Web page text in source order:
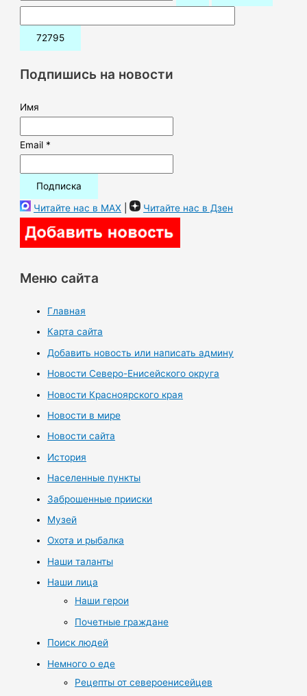
о
и
:Подпишись на новости
Имя
Email *
Читайте нас в MAX | Читайте нас в Дзен
Меню сайта
Главная
Карта сайта
Добавить новость или написать админу
Новости Северо-Енисейского округа
Новости Красноярского края
Новости в мире
Новости сайта
История
Населенные пункты
Заброшенные прииски
Музей
Охота и рыбалка
Наши таланты
Наши лица
Наши герои
Почетные граждане
Поиск людей
Немного о еде
Рецепты от североенисейцев